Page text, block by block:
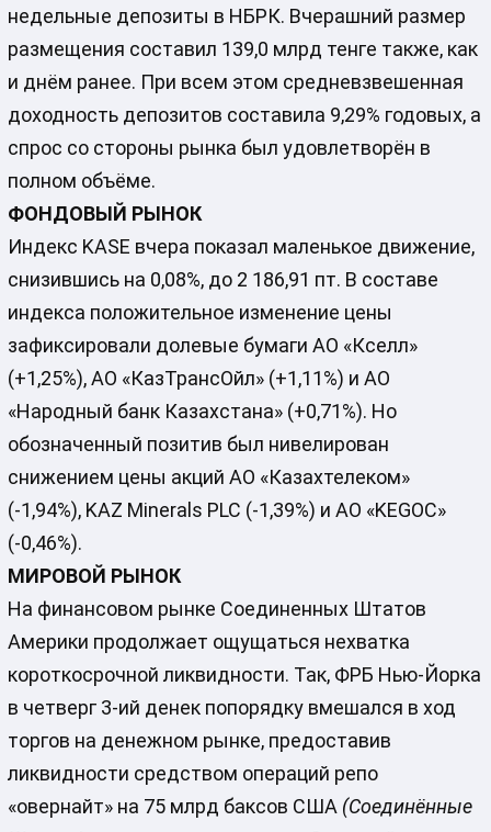
недельные депозиты в НБРК. Вчерашний размер
размещения составил 139,0 млрд тенге также, как
и днём ранее. При всем этом средневзвешенная
доходность депозитов составила 9,29% годовых, а
спрос со стороны рынка был удовлетворён в
полном объёме.
ФОНДОВЫЙ РЫНОК
Индекс KASE вчера показал маленькое движение,
снизившись на 0,08%, до 2 186,91 пт. В составе
индекса положительное изменение цены
зафиксировали долевые бумаги АО «Кселл»
(+1,25%), АО «КазТрансОйл» (+1,11%) и АО
«Народный банк Казахстана» (+0,71%). Но
обозначенный позитив был нивелирован
снижением цены акций АО «Казахтелеком»
(-1,94%), KAZ Minerals PLC (-1,39%) и АО «KEGOC»
(-0,46%).
МИРОВОЙ РЫНОК
На финансовом рынке Соединенных Штатов
Америки продолжает ощущаться нехватка
короткосрочной ликвидности. Так, ФРБ Нью-Йорка
в четверг 3-ий денек попорядку вмешался в ход
торгов на денежном рынке, предоставив
ликвидности средством операций репо
«овернайт» на 75 млрд баксов США (Соединённые